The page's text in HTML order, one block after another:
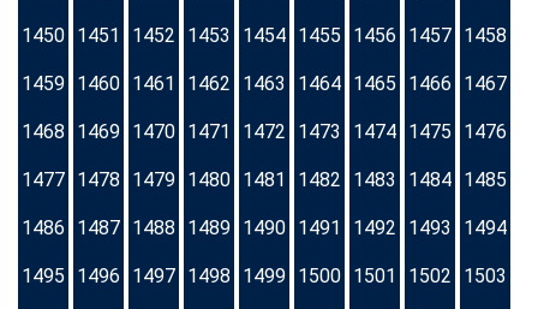
1450 1451 1452 1453 1454 1455 1456 1457 1458
1459 1460 1461 1462 1463 1464 1465 1466 1467
1468 1469 1470 1471 1472 1473 1474 1475 1476
1477 1478 1479 1480 1481 1482 1483 1484 1485
1486 1487 1488 1489 1490 1491 1492 1493 1494
1495 1496 1497 1498 1499 1500 1501 1502 1503